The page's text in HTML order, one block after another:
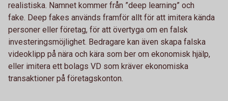
realistiska. Namnet kommer från ”deep learning” och
fake. Deep fakes används framför allt för att imitera kända
personer eller företag, för att övertyga om en falsk
investeringsmöjlighet. Bedragare kan även skapa falska
videoklipp på nära och kära som ber om ekonomisk hjälp,
eller imitera ett bolags VD som kräver ekonomiska
transaktioner på företagskonton.